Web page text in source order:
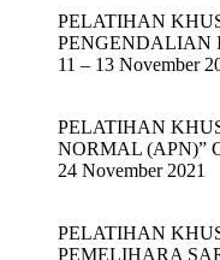
PELATIHAN
PENGENDALIAN
11 – 13 November
PELATIHAN
NORMAL (APN)”
24 November 2021
PELATIHAN
PEMELIHARA